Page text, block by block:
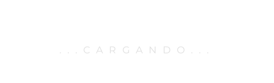
. . . CARGANDO . . .